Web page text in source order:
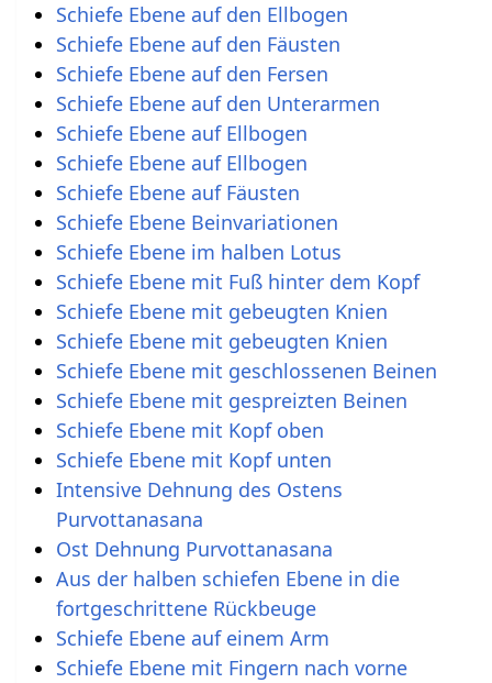
Schiefe Ebene auf den Ellbogen
Schiefe Ebene auf den Fäusten
Schiefe Ebene auf den Fersen
Schiefe Ebene auf den Unterarmen
Schiefe Ebene auf Ellbogen
Schiefe Ebene auf Ellbogen
Schiefe Ebene auf Fäusten
Schiefe Ebene Beinvariationen
Schiefe Ebene im halben Lotus
Schiefe Ebene mit Fuß hinter dem Kopf
Schiefe Ebene mit gebeugten Knien
Schiefe Ebene mit gebeugten Knien
Schiefe Ebene mit geschlossenen Beinen
Schiefe Ebene mit gespreizten Beinen
Schiefe Ebene mit Kopf oben
Schiefe Ebene mit Kopf unten
Intensive Dehnung des Ostens
Purvottanasana
Ost Dehnung Purvottanasana
Aus der halben schiefen Ebene in die
fortgeschrittene Rückbeuge
Schiefe Ebene auf einem Arm
Schiefe Ebene mit Fingern nach vorne